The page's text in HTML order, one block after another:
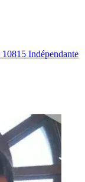
10815 Indépendante